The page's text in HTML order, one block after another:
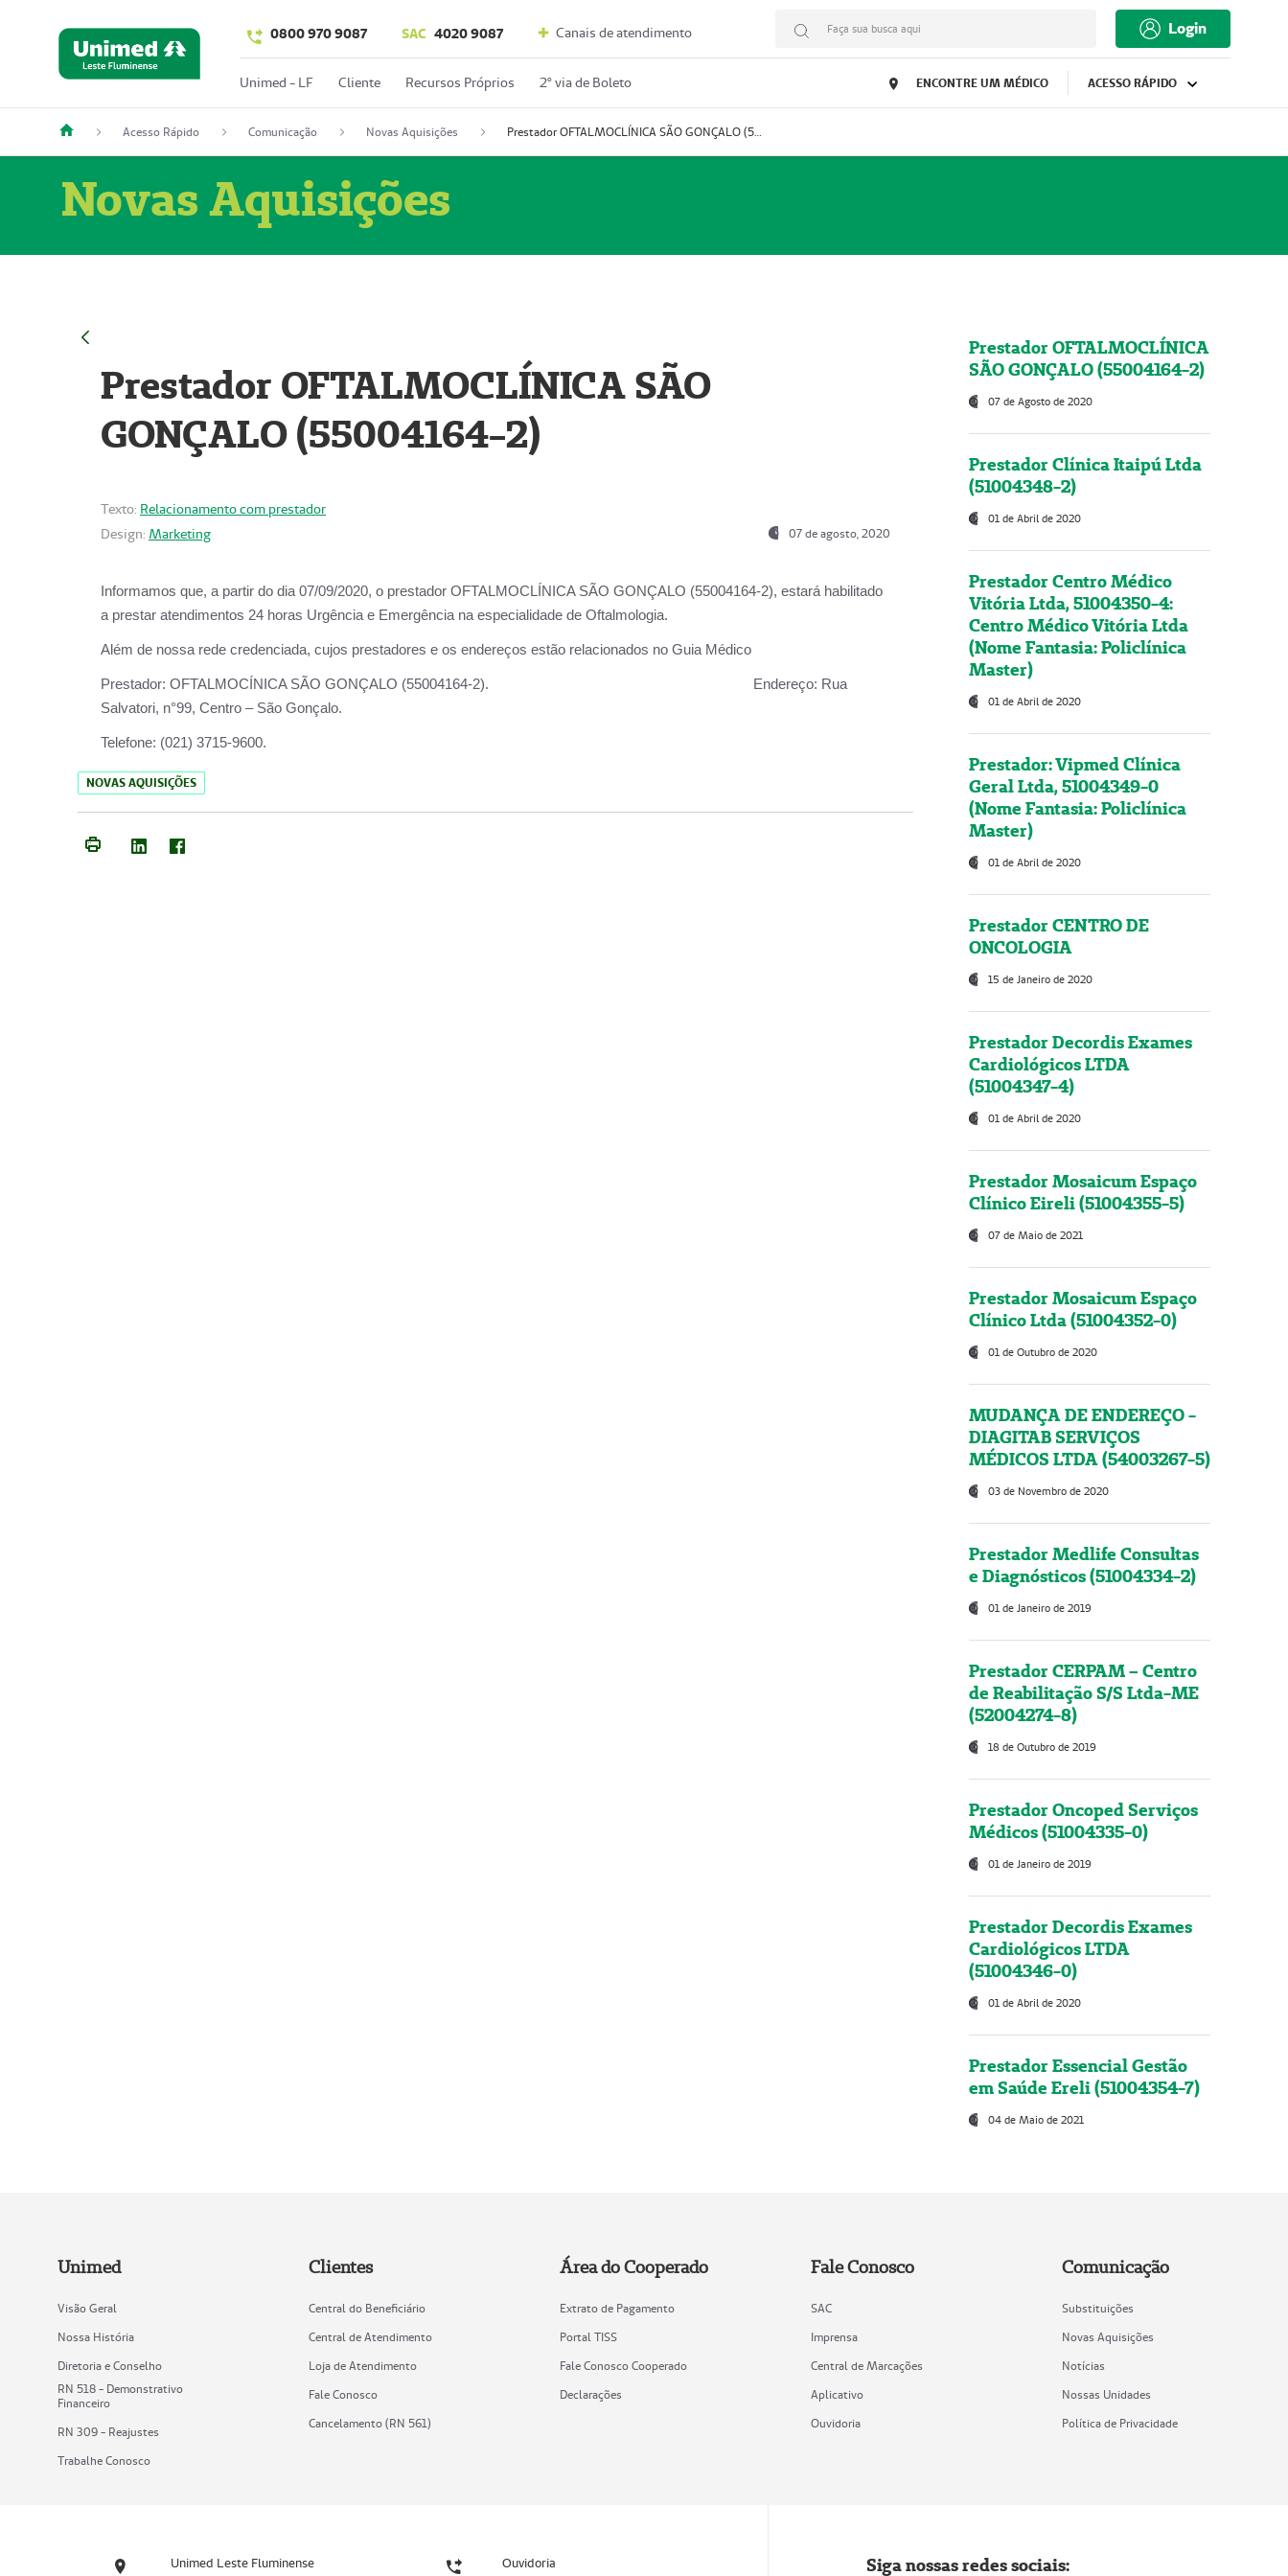
0800 970 9087 SAC 4020 9087 Canais de atendimento Faça sua busca aqui Login
Unimed - LF Cliente Recursos Próprios 2º via de Boleto ENCONTRE UM MÉDICO ACESSO RÁPIDO
Acesso Rápido Comunicação Novas Aquisições Prestador OFTALMOCLÍNICA SÃO GONÇALO (55004164-2)
Novas Aquisições
Prestador OFTALMOCLÍNICA SÃO
GONÇALO (55004164-2)
Texto: Relacionamento com prestador
Design: Marketing 07 de agosto, 2020
Informamos que, a partir do dia 07/09/2020, o prestador OFTALMOCLÍNICA SÃO GONÇALO (55004164-2), estará habilitado
a prestar atendimentos 24 horas Urgência e Emergência na especialidade de Oftalmologia.
Além de nossa rede credenciada, cujos prestadores e os endereços estão relacionados no Guia Médico
Prestador: OFTALMOCÍNICA SÃO GONÇALO (55004164-2). Endereço: Rua
Salvatori, n°99, Centro – São Gonçalo.
Telefone: (021) 3715-9600.
NOVAS AQUISIÇÕES
Prestador OFTALMOCLÍNICA
SÃO GONÇALO (55004164-2)
07 de Agosto de 2020
Prestador Clínica Itaipú Ltda
(51004348-2)
01 de Abril de 2020
Prestador Centro Médico
Vitória Ltda, 51004350-4:
Centro Médico Vitória Ltda
(Nome Fantasia: Policlínica
Master)
01 de Abril de 2020
Prestador: Vipmed Clínica
Geral Ltda, 51004349-0
(Nome Fantasia: Policlínica
Master)
01 de Abril de 2020
Prestador CENTRO DE
ONCOLOGIA
15 de Janeiro de 2020
Prestador Decordis Exames
Cardiológicos LTDA
(51004347-4)
01 de Abril de 2020
Prestador Mosaicum Espaço
Clínico Eireli (51004355-5)
07 de Maio de 2021
Prestador Mosaicum Espaço
Clínico Ltda (51004352-0)
01 de Outubro de 2020
MUDANÇA DE ENDEREÇO -
DIAGITAB SERVIÇOS
MÉDICOS LTDA (54003267-5)
03 de Novembro de 2020
Prestador Medlife Consultas
e Diagnósticos (51004334-2)
01 de Janeiro de 2019
Prestador CERPAM – Centro
de Reabilitação S/S Ltda-ME
(52004274-8)
18 de Outubro de 2019
Prestador Oncoped Serviços
Médicos (51004335-0)
01 de Janeiro de 2019
Prestador Decordis Exames
Cardiológicos LTDA
(51004346-0)
01 de Abril de 2020
Prestador Essencial Gestão
em Saúde Ereli (51004354-7)
04 de Maio de 2021
Unimed
Visão Geral
Nossa História
Diretoria e Conselho
RN 518 - Demonstrativo
Financeiro
RN 309 - Reajustes
Trabalhe Conosco
Clientes
Central do Beneficiário
Central de Atendimento
Loja de Atendimento
Fale Conosco
Cancelamento (RN 561)
Área do Cooperado
Extrato de Pagamento
Portal TISS
Fale Conosco Cooperado
Declarações
Fale Conosco
SAC
Imprensa
Central de Marcações
Aplicativo
Ouvidoria
Comunicação
Substituições
Novas Aquisições
Notícias
Nossas Unidades
Política de Privacidade
Unimed Leste Fluminense Ouvidoria Siga nossas redes sociais: